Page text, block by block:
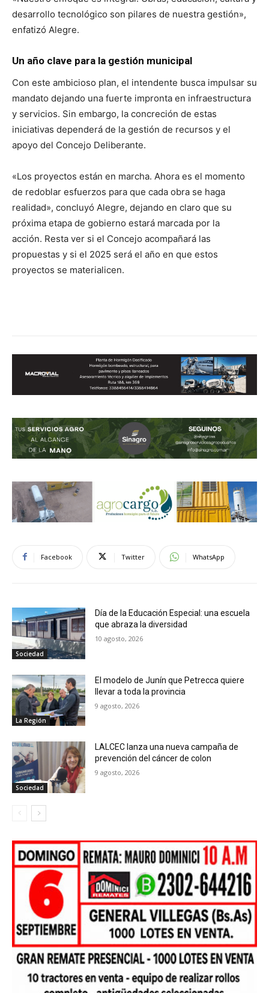
desarrollo tecnológico son pilares de nuestra gestión»,
enfatizó Alegre.
Un año clave para la gestión municipal
Con este ambicioso plan, el intendente busca impulsar su
mandato dejando una fuerte impronta en infraestructura
y servicios. Sin embargo, la concreción de estas
iniciativas dependerá de la gestión de recursos y el
apoyo del Concejo Deliberante.
«Los proyectos están en marcha. Ahora es el momento
de redoblar esfuerzos para que cada obra se haga
realidad», concluyó Alegre, dejando en claro que su
próxima etapa de gobierno estará marcada por la
acción. Resta ver si el Concejo acompañará las
propuestas y si el 2025 será el año en que estos
proyectos se materialicen.
Facebook Twitter WhatsApp
Sociedad
Día de la Educación Especial: una escuela
que abraza la diversidad
10 agosto, 2026
La Región
El modelo de Junín que Petrecca quiere
llevar a toda la provincia
9 agosto, 2026
Sociedad
LALCEC lanza una nueva campaña de
prevención del cáncer de colon
9 agosto, 2026